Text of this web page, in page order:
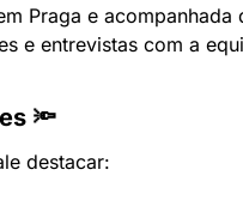
Praga e
e entrevistas com a
🔦
destacar: